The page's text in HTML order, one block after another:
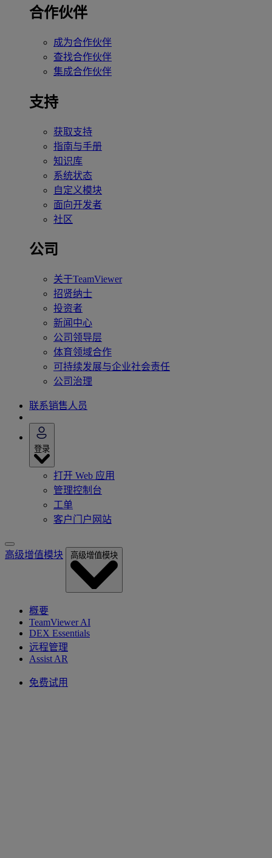
合作伙伴
成为合作伙伴
查找合作伙伴
集成合作伙伴
支持
获取支持
指南与手册
知识库
系统状态
自定义模块
面向开发者
社区
公司
关于TeamViewer
招贤纳士
投资者
新闻中心
公司领导层
体育领域合作
可持续发展与企业社会责任
公司治理
联系销售人员
登录
打开 Web 应用
管理控制台
工单
客户门户网站
高级增值模块 高级增值模块
概要
TeamViewer AI
DEX Essentials
远程管理
Assist AR
免费试用